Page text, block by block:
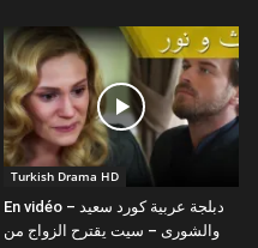
Turkish Drama HD
En vidéo – دبلجة عربية كورد سعيد
والشورى – سيت يقترح الزواج من